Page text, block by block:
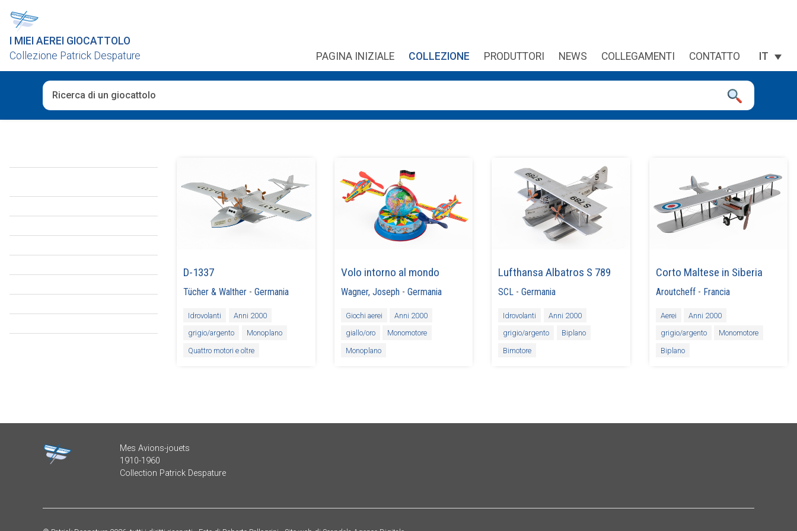
I MIEI AEREI GIOCATTOLO
Collezione Patrick Despature
PAGINA INIZIALE COLLEZIONE PRODUTTORI NEWS COLLEGAMENTI CONTATTO IT
D-1337
Tücher & Walther -Germania
Idrovolanti
Anni 2000
grigio/argento
Monoplano
Quattro motori e oltre
Volo intorno al mondo
Wagner, Joseph - Germania
Giochi aerei
Anni 2000
giallo/oro
Monomotore
Monoplano
Lufthansa Albatros S 789
SCL -Germania
Idrovolanti
Anni 2000
grigio/argento
Biplano
Bimotore
Corto Maltese in Siberia
Aroutcheff- Francia
Aerei
Anni 2000
grigio/argento
Monomotore
Biplano
Mes Avions-jouets
1910-1960
Collection Patrick Despature